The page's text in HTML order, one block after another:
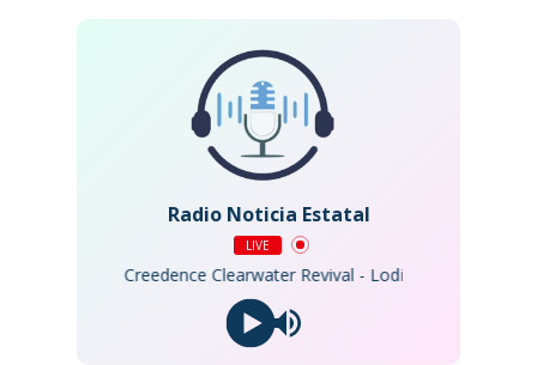
Radio Noticia Estatal
LIVE
Creedence Clearwater Revival - Lodi